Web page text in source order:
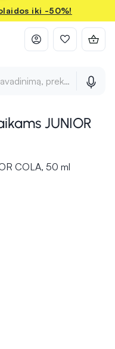
iki -50%!
prekės ženklą ir
JUNIOR